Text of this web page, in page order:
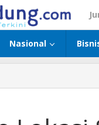
Nasional